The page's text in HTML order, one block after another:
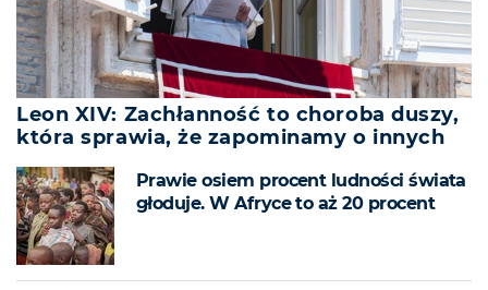
Leon XIV: Zachłanność to choroba duszy,
która sprawia, że zapominamy o innych
Prawie osiem procent ludności świata
głoduje. W Afryce to aż 20 procent